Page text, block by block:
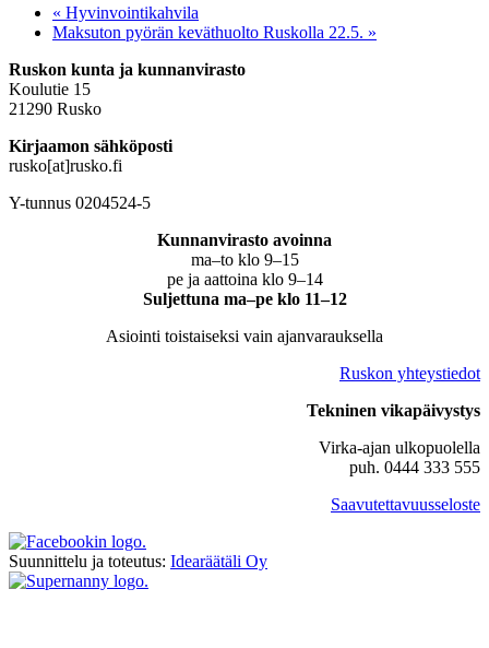
« Hyvinvointikahvila
Maksuton pyörän keväthuolto Ruskolla 22.5. »
Ruskon kunta ja kunnanvirasto
Koulutie 15
21290 Rusko
Kirjaamon sähköposti
rusko[at]rusko.fi
Y-tunnus 0204524-5
Kunnanvirasto avoinna
ma–to klo 9–15
pe ja aattoina klo 9–14
Suljettuna ma–pe klo 11–12
Asiointi toistaiseksi vain ajanvarauksella
Ruskon yhteystiedot
Tekninen vikapäivystys
Virka-ajan ulkopuolella
puh. 0444 333 555
Saavutettavuusseloste
Suunnittelu ja toteutus: Idearäätäli Oy